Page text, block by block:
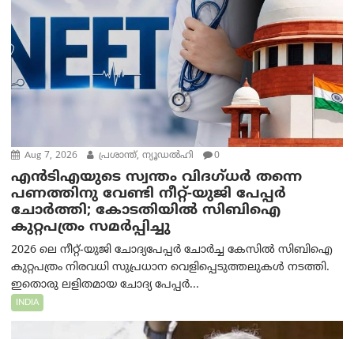
Aug 7, 2026 പ്രശാന്ത്, ന്യൂഡല്‍ഹി 0
എൻ‌ടി‌എയുടെ സ്വന്തം വിദഗ്ധർ തന്നെ
പണത്തിനു വേണ്ടി നീറ്റ്-യു‌ജി പേപ്പർ
ചോർത്തി; കോടതിയില്‍ സിബിഐ
കുറ്റപത്രം സമര്‍പ്പിച്ചു
2026 ലെ നീറ്റ്-യുജി ചോദ്യപേപ്പർ ചോർച്ച കേസിൽ സിബിഐ
കുറ്റപത്രം നിരവധി സുപ്രധാന വെളിപ്പെടുത്തലുകൾ നടത്തി.
ഇതൊരു ലളിതമായ ചോദ്യ പേപ്പർ...
INDIA